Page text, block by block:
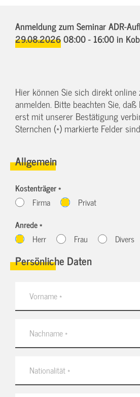
Anmeldung zum Seminar ADR-
29.08.2026 08:00 - 16:00in
Hier können Sie sich direkt online
anmelden. Bitte beachten Sie,
erst mit unserer Bestätigung
Sternchen (*) markierte Felder
Allgemein
Kostenträger *
Firma
Privat
Anrede *
Herr
Frau Divers
Persönliche Daten